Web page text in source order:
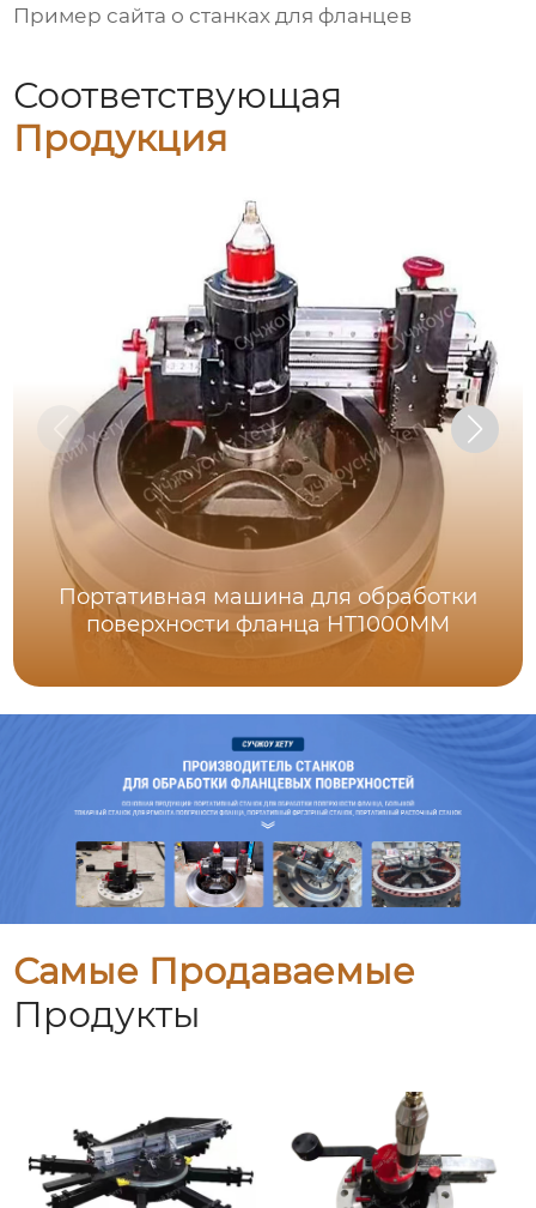
Пример сайта о станках для фланцев
Соответствующая
Продукция
Портативная машина для обработки
поверхности фланца HT1000MM
Самые Продаваемые
Продукты